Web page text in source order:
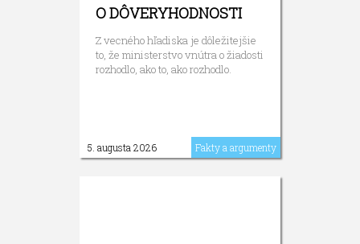
O DÔVERYHODNOSTI
Z vecného hľadiska je dôležitejšie
to, že ministerstvo vnútra o žiadosti
rozhodlo, ako to, ako rozhodlo.
5. augusta 2026 Fakty a argumenty